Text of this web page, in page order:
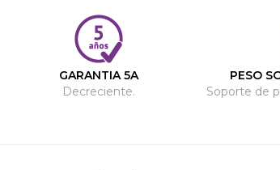
GARANTIA 5A
Decreciente.
PESO
Soporte de